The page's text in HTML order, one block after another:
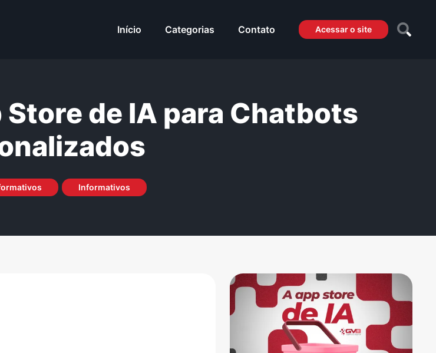
Início Categorias Contato Acessar o site
de IA para Chatbots
Informativos